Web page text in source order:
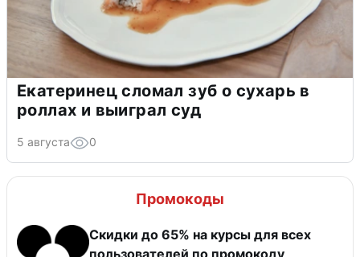
Екатеринец сломал зуб о сухарь в
роллах и выиграл суд
5 августа 0
Промокоды
Скидки до 65% на курсы для всех
пользователей по промокоду